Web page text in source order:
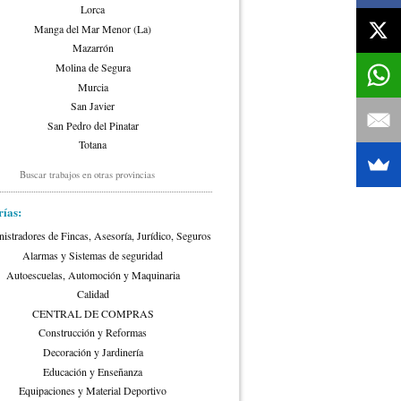
Lorca
Manga del Mar Menor (La)
Mazarrón
Molina de Segura
Murcia
San Javier
San Pedro del Pinatar
Totana
Buscar trabajos en otras provincias
de Fincas, Asesoría, Jurídico, Seguros
Alarmas y Sistemas de seguridad
Autoescuelas, Automoción y Maquinaria
Calidad
CENTRAL DE COMPRAS
Construcción y Reformas
Decoración y Jardinería
Educación y Enseñanza
Equipaciones y Material Deportivo